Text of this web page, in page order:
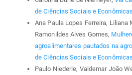
de Ciências Sociais e
Ana Paula Lopes Ferreira, Liliana
Ramonildes Alves Gomes,
agroalimentares pautados na
de Ciências Sociais e
Paulo Niederle, Valdemar João